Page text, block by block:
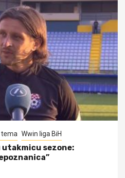
tema Wwin liga BiH
utakmicu sezone: